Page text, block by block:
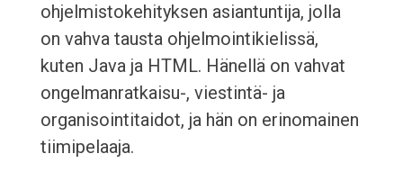
ohjelmistokehityksen asiantuntija, jolla
on vahva tausta ohjelmointikielissä,
kuten Java ja HTML. Hänellä on vahvat
ongelmanratkaisu-, viestintä- ja
organisointitaidot, ja hän on erinomainen
tiimipelaaja.